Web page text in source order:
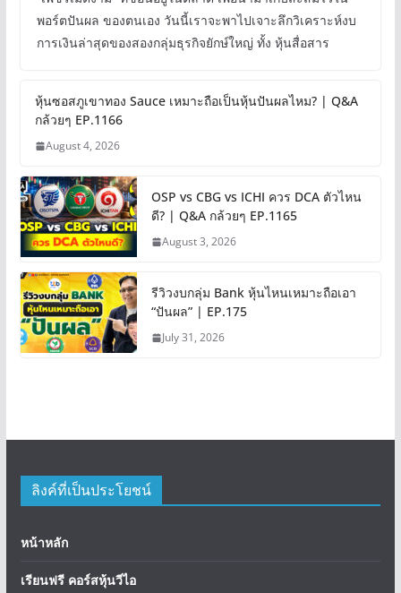
พอร์ตปันผล ของตนเอง วันนี้เราจะพาไปเจาะลึกวิเคราะห์งบ
การเงินล่าสุดของสองกลุ่มธุรกิจยักษ์ใหญ่ ทั้ง หุ้นสื่อสาร
หุ้นซอสภูเขาทอง Sauce เหมาะถือเป็นหุ้นปันผลไหม? | Q&A
กล้วยๆ EP.1166
August 4, 2026
OSP vs CBG vs ICHI ควร DCA ตัวไหน
ดี? | Q&A กล้วยๆ EP.1165
August 3, 2026
รีวิวงบกลุ่ม Bank หุ้นไหนเหมาะถือเอา
“ปันผล” | EP.175
July 31, 2026
ลิงค์ที่เป็นประโยชน์
หน้าหลัก
เรียนฟรี คอร์สหุ้นวีไอ